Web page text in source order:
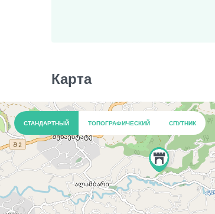
Карта
СТАНДАРТНЫЙ ТОПОГРАФИЧЕСКИЙ СПУТНИК